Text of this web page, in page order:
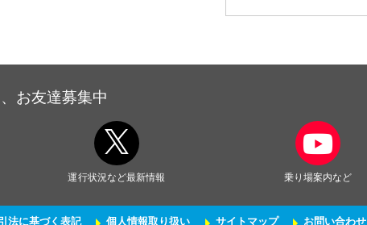
お友達募集中
運行状況など最新情報 乗り場案内など
法に基づく表記 個人情報取り扱い サイトマップ お問い合わせ